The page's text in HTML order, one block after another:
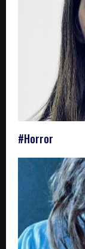
#Horror